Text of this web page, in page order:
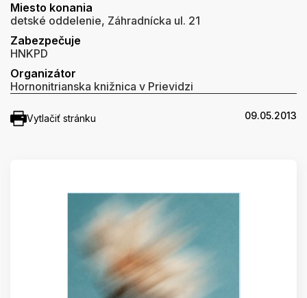
Miesto konania
detské oddelenie, Záhradnícka ul. 21
Zabezpečuje
HNKPD
Organizátor
Hornonitrianska knižnica v Prievidzi
Vytlačiť stránku 09.05.2013